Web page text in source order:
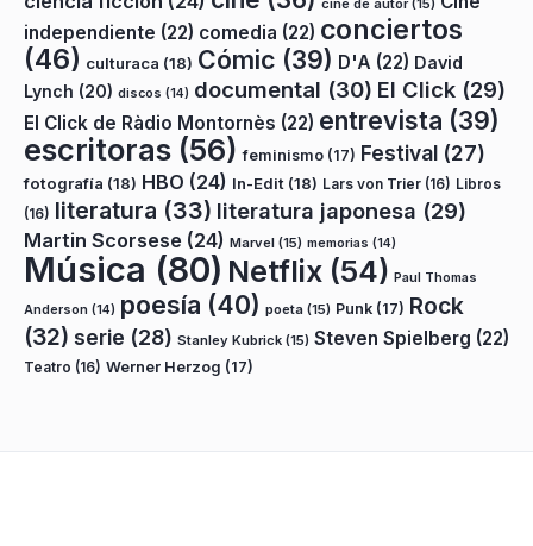
cine de autor(15)
independiente (22) comedia (22) conciertos
(46) culturaca (18) Cómic (39) D'A (22) David
Lynch (20) discos (14) documental (30) El Click (29)
El Click de Ràdio Montornès (22) entrevista (39)
escritoras (56) feminismo (17) Festival (27)
fotografía (18) HBO (24) In-Edit (18) Lars von Trier (16) Libros
(16) literatura (33) literatura japonesa (29)
Martin Scorsese (24) Marvel (15) memorias (14)
Música (80) Netflix (54) Paul Thomas
Anderson (14) poesía (40) poeta (15) Punk (17) Rock
(32) serie (28) Stanley Kubrick (15) Steven Spielberg (22)
Teatro (16) Werner Herzog (17)